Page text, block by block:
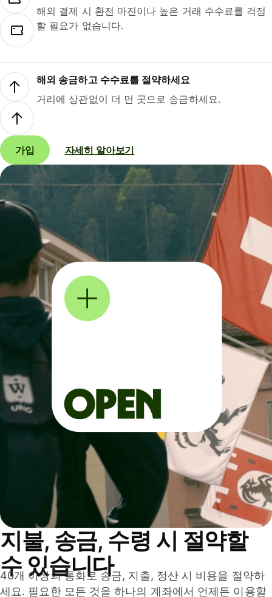
해외 결제 시 환전 마진이나 높은 거래 수수료를 걱정
할 필요가 없습니다.
해외 송금하고 수수료를 절약하세요
거리에 상관없이 더 먼 곳으로 송금하세요.
가입 자세히 알아보기
지불, 송금, 수령 시 절약할
수 있습니다
40개 이상의 통화로 송금, 지출, 정산 시 비용을 절약하
세요. 필요한 모든 것을 하나의 계좌에서 언제든 이용할